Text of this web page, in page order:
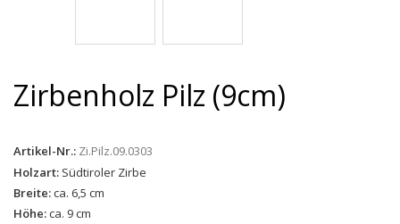
Zirbenholz Pilz (9cm)
Artikel-Nr.: Zi.Pilz.09.0303
Holzart: Südtiroler Zirbe
Breite:ca. 6,5 cm
Höhe:ca. 9 cm